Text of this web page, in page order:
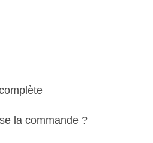
la commande ?